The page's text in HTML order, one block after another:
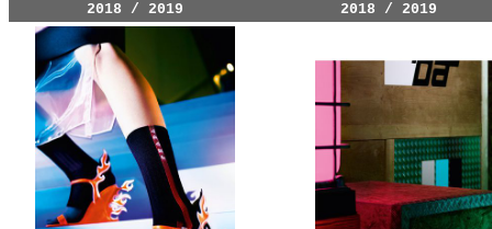
2018 / 2019 2018 / 2019